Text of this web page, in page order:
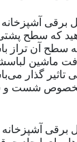
برقی
که سطح
سطح آن تراز
ماشین
تاثیر گذار
شست و
آشپزخانه